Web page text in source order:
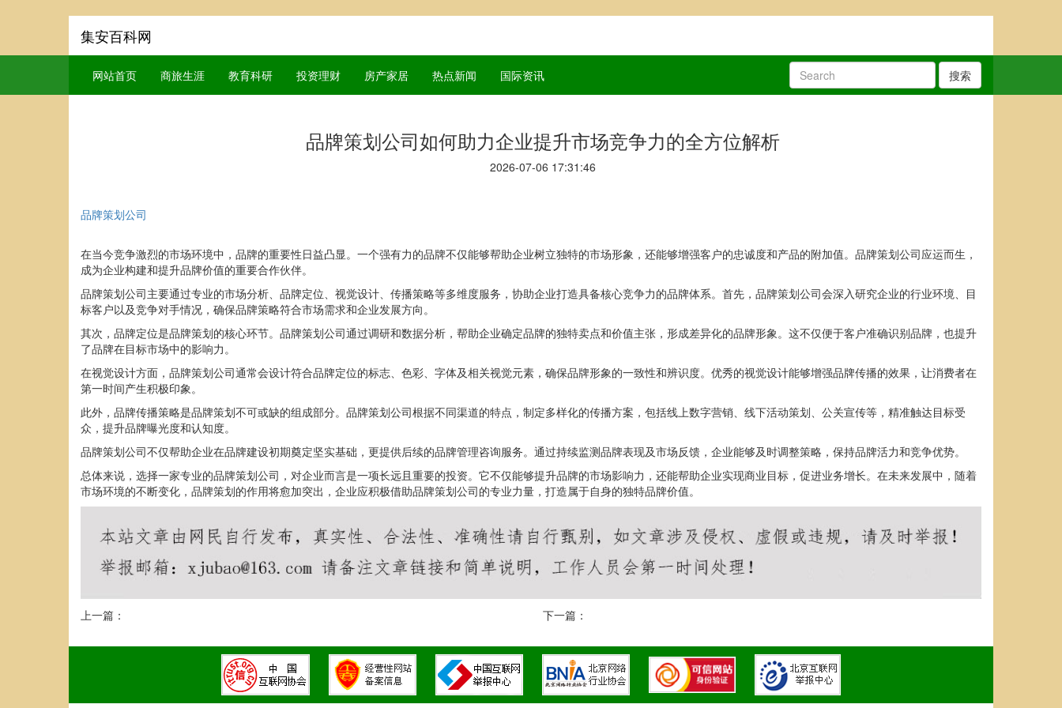
集安百科网
网站首页 商旅生涯 教育科研 投资理财 房产家居 热点新闻 国际资讯 搜索
品牌策划公司如何助力企业提升市场竞争力的全方位解析
2026-07-06 17:31:46
品牌策划公司
在当今竞争激烈的市场环境中，品牌的重要性日益凸显。一个强有力的品牌不仅能够帮助企业树立独特的市场形象，还能够增强客户的忠诚度和产品的附加值。品牌策划公司应运而生，
成为企业构建和提升品牌价值的重要合作伙伴。
品牌策划公司主要通过专业的市场分析、品牌定位、视觉设计、传播策略等多维度服务，协助企业打造具备核心竞争力的品牌体系。首先，品牌策划公司会深入研究企业的行业环境、目
标客户以及竞争对手情况，确保品牌策略符合市场需求和企业发展方向。
其次，品牌定位是品牌策划的核心环节。品牌策划公司通过调研和数据分析，帮助企业确定品牌的独特卖点和价值主张，形成差异化的品牌形象。这不仅便于客户准确识别品牌，也提升
了品牌在目标市场中的影响力。
在视觉设计方面，品牌策划公司通常会设计符合品牌定位的标志、色彩、字体及相关视觉元素，确保品牌形象的一致性和辨识度。优秀的视觉设计能够增强品牌传播的效果，让消费者在
第一时间产生积极印象。
此外，品牌传播策略是品牌策划不可或缺的组成部分。品牌策划公司根据不同渠道的特点，制定多样化的传播方案，包括线上数字营销、线下活动策划、公关宣传等，精准触达目标受
众，提升品牌曝光度和认知度。
品牌策划公司不仅帮助企业在品牌建设初期奠定坚实基础，更提供后续的品牌管理咨询服务。通过持续监测品牌表现及市场反馈，企业能够及时调整策略，保持品牌活力和竞争优势。
总体来说，选择一家专业的品牌策划公司，对企业而言是一项长远且重要的投资。它不仅能够提升品牌的市场影响力，还能帮助企业实现商业目标，促进业务增长。在未来发展中，随着
市场环境的不断变化，品牌策划的作用将愈加突出，企业应积极借助品牌策划公司的专业力量，打造属于自身的独特品牌价值。
上一篇： 下一篇：